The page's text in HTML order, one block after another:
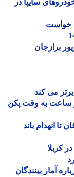
سایپا در
17 شهریور برازجان
می کند
باند
بینندگان